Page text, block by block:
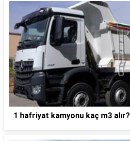
1 hafriyat kamyonu kaç m3 alır?